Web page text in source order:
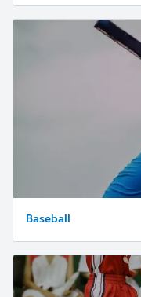
Baseball